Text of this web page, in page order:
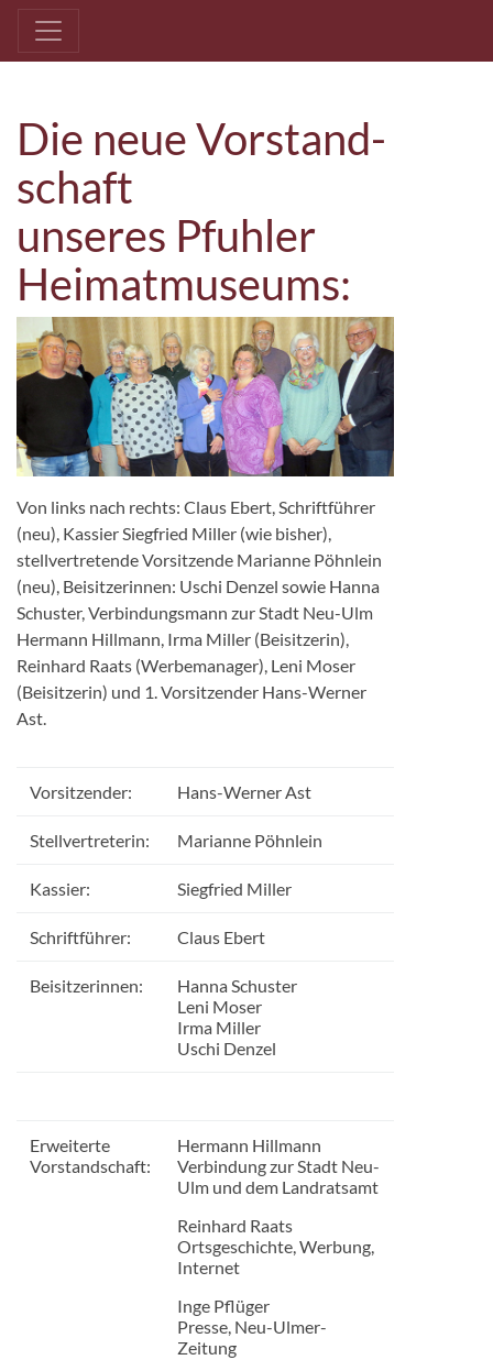
Die neue Vorstand­
schaft
unseres Pfuhler
Heimat­museums:
Von links nach rechts: Claus Ebert, Schriftführer
(neu), Kassier Siegfried Miller (wie bisher),
stellvertretende Vorsitzende Marianne Pöhnlein
(neu), Beisitzerinnen: Uschi Denzel sowie Hanna
Schuster, Verbindungsmann zur Stadt Neu-Ulm
Hermann Hillmann, Irma Miller (Beisitzerin),
Reinhard Raats (Werbemanager), Leni Moser
(Beisitzerin) und 1. Vorsitzender Hans-Werner
Ast.
Vorsitzender: Hans-Werner Ast
Stellvertreterin: Marianne Pöhnlein
Kassier: Siegfried Miller
Schriftführer: Claus Ebert
Beisitzerinnen:
Hanna Schuster
Leni Moser
Irma Miller
Uschi Denzel
Erweiterte
Vorstandschaft:
Hermann Hillmann
Verbindung zur Stadt Neu-
Ulm und dem Landratsamt
Reinhard Raats
Ortsgeschichte, Werbung,
Internet
Inge Pflüger
Presse, Neu-Ulmer-
Zeitung